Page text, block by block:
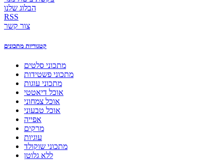
הבלוג שלנו
RSS
צור קשר
קטגוריות מתכונים
מתכוני סלטים
מתכוני פשטידות
מתכוני עוגות
אוכל דיאטטי
אוכל צמחוני
אוכל טבעוני
אפייה
מרקים
עוגיות
מתכוני שוקולד
ללא גלוטן